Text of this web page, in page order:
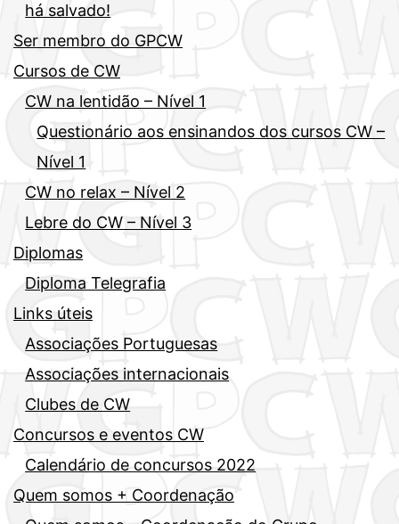
há salvado!
Ser membro do GPCW
Cursos de CW
CW na lentidão – Nível 1
Questionário aos ensinandos dos cursos CW –
Nível 1
CW no relax – Nível 2
Lebre do CW – Nível 3
Diplomas
Diploma Telegrafia
Links úteis
Associações Portuguesas
Associações internacionais
Clubes de CW
Concursos e eventos CW
Calendário de concursos 2022
Quem somos + Coordenação